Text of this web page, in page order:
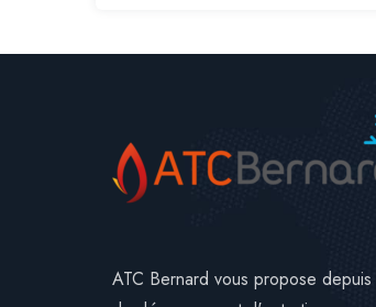
ATC Bernard vous propose